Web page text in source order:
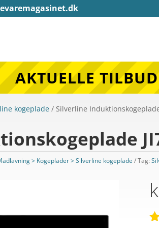
AKTUELLE
kogeplade / Silverline
> Kogeplader > Silverline kogeplade Tag: